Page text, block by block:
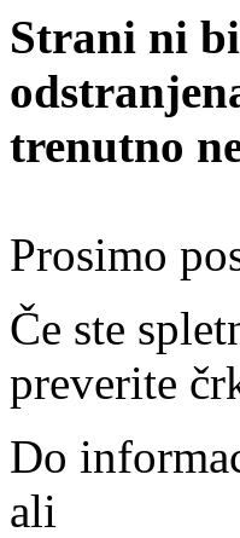
Strani ni
trenutno
Prosimo
Če ste
preverite
Do
ali